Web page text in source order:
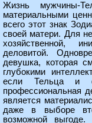
Жизнь мужчины-
материальными
всего этот знак
своей матери. Для
хозяйственной,
деловитой.
девушка, которая
глубокими
если Тельца и
профессиональная
является
даже в выборе
возможной